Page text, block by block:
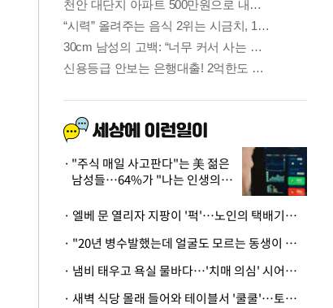
"주식 매일 사고판다"는 美 젊은
남성들…64%가 "나는 인생의
· 엘베 문 열리자 지팡이 '퍽'…노인의 택배기사 폭행 이유
· "20년 병수발했는데 얼굴도 모르는 동생이 유산 절반을"…배다른 형제 상속권 있을까
· 냄비 태우고 욕실 물바다…'치매 의심' 시어머니 검사 권유했다가 '날벼락'
· 새벽 식당 몰래 들어와 테이블서 '쿨쿨'…토사물 남기고 사라진 남성